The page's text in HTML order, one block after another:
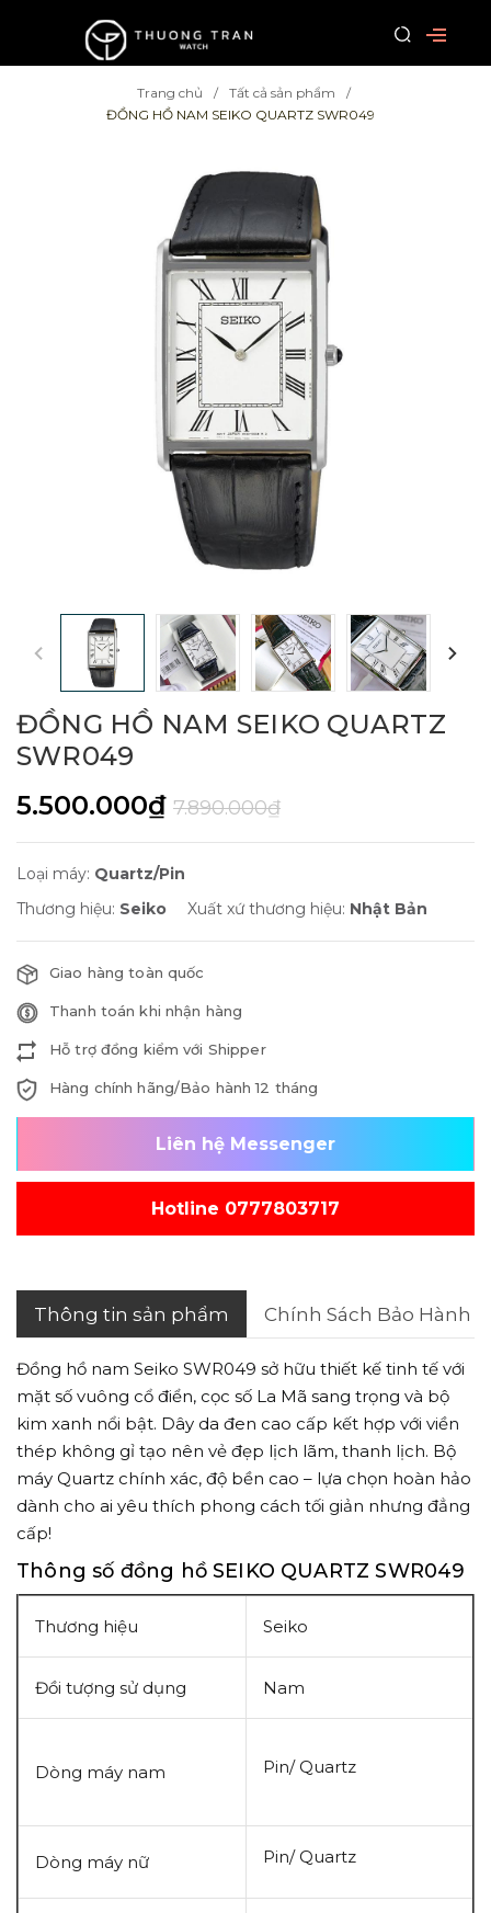
Trang chủ
Tất cả sản phẩm
ĐỒNG HỒ NAM SEIKO QUARTZ SWR049
ĐỒNG HỒ NAM SEIKO QUARTZ
SWR049
5.500.000₫ 7.890.000₫
Loại máy: Quartz/Pin
Thương hiệu: Seiko Xuất xứ thương hiệu: Nhật Bản
Giao hàng toàn quốc
Thanh toán khi nhận hàng
Hỗ trợ đồng kiểm với Shipper
Hàng chính hãng/Bảo hành 12 tháng
Liên hệ Messenger
Hotline 0777803717
Thông tin sản phẩm Chính Sách Bảo Hành
Đồng hồ nam Seiko SWR049 sở hữu thiết kế tinh tế với
mặt số vuông cổ điển, cọc số La Mã sang trọng và bộ
kim xanh nổi bật. Dây da đen cao cấp kết hợp với viền
thép không gỉ tạo nên vẻ đẹp lịch lãm, thanh lịch. Bộ
máy Quartz chính xác, độ bền cao – lựa chọn hoàn hảo
dành cho ai yêu thích phong cách tối giản nhưng đẳng
cấp!
Thông số đồng hồ SEIKO QUARTZ SWR049
Thương hiệu Seiko
Đồi tượng sử dụng Nam
Dòng máy nam Pin/ Quartz
Dòng máy nữ Pin/ Quartz